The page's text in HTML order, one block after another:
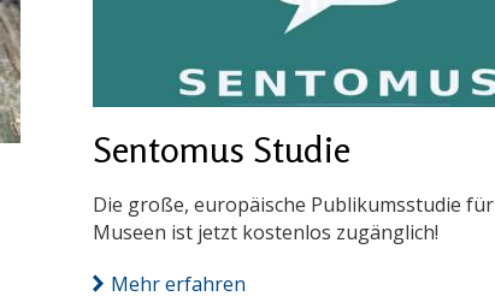
Sentomus Studie
Die große, europäische Publikumsstudie für
Museen ist jetzt kostenlos zugänglich!
Mehr erfahren